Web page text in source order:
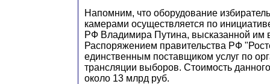
Напомним, что оборудование
камерами осуществляется по
РФ Владимира Путина, высказанной им
Распоряжением правительства РФ
единственным поставщиком услуг по
трансляции выборов. Стоимость
около 13 млрд руб.